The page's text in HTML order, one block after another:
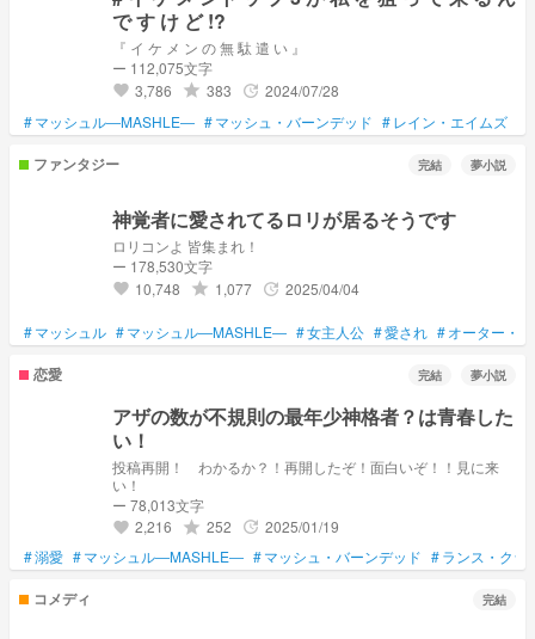
で す け ど !?
『 イ ケ メ ン の 無 駄 遣 い 』
ー 112,075文字
favorite 3,786 grade 383 update 2024/07/28
#マッシュル―MASHLE― #マッシュ・バーンデッド #レイン・エイムズ
ファンタジー 完結 夢小説
神覚者に愛されてるロリが居るそうです
ロリコンよ 皆集まれ！
ー 178,530文字
favorite 10,748 grade 1,077 update 2025/04/04
#マッシュル #マッシュル―MASHLE― #女主人公 #愛され #オーター・
恋愛 完結 夢小説
アザの数が不規則の最年少神格者？は青春した
い！
投稿再開！ わかるか？！再開したぞ！面白いぞ！！見に来
い！
ー 78,013文字
favorite 2,216 grade 252 update 2025/01/19
#溺愛 #マッシュル―MASHLE― #マッシュ・バーンデッド #ランス・クラ
コメディ 完結